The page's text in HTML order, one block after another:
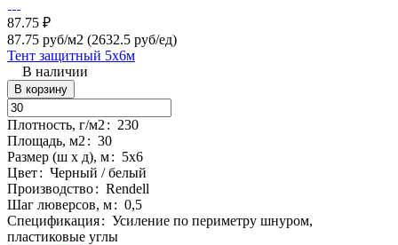
87.75 ₽
87.75 руб/м2 (2632.5 руб/eд)
Тент защитный 5х6м
В наличии
В корзину
Плотность, г/м2: 230
Площадь, м2: 30
Размер (ш х д), м: 5х6
Цвет: Черный / белый
Производство: Rendell
Шаг люверсов, м: 0,5
Спецификация: Усиление по периметру шнуром,
пластиковые углы